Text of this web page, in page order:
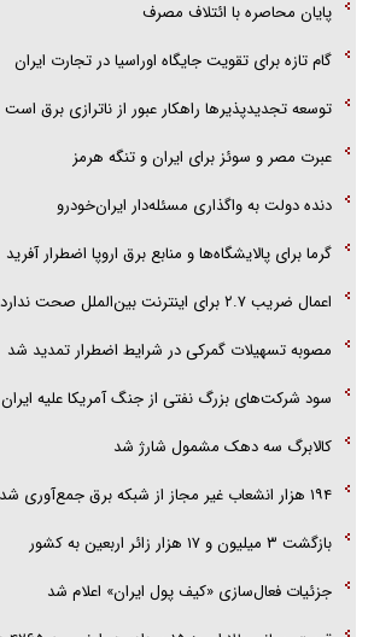
پایان محاصره با ائتلاف مصرف
گام تازه برای تقویت جایگاه اوراسیا در تجارت ایران
توسعه تجدیدپذیر‌ها راهکار عبور از ناترازی برق است
عبرت مصر و سوئز برای ایران و تنگه هرمز
دنده دولت به واگذاری مسئله‌دار ایران‌خودرو
گرما برای پالایشگاه‌ها و منابع برق اروپا اضطرار آفرید
اعمال ضریب ۲.۷ برای اینترنت بین‌الملل صحت ندارد
مصوبه تسهیلات گمرکی در شرایط اضطرار تمدید شد
سود شرکت‌های بزرگ نفتی از جنگ آمریکا علیه ایران
کالابرگ سه دهک مشمول شارژ شد
۱۹۴ هزار انشعاب غیر مجاز از شبکه برق جمع‌آوری شد
بازگشت ۳ میلیون و ۱۷ هزار زائر اربعین به کشور
جزئیات فعال‌سازی «کیف پول ایران» اعلام شد